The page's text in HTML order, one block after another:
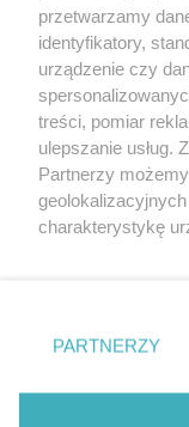
Nie zapomnij
zapoznać się z:
polityką
Twojemiasto
Piekary Śląskie
Chorzów
Tarnowskie Góry
Gliwice
przetwarzamy
identyfikatory,
urządzenie czy
treści, pomiar
ulepszanie usług.
Partnerzy
charakterystykę
zmienić/wycofać
znajdujący się w
rodzaje
użytkownika, ale
PARTNERZY